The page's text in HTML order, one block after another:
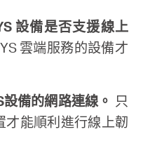
設備是否支援線上
雲端服務的設備才
備的網路連線。 只
才能順利進行線上韌